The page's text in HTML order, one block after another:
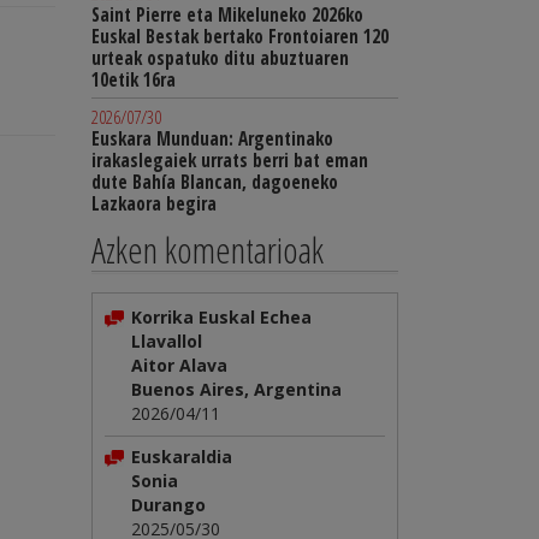
Saint Pierre eta Mikeluneko 2026ko
Euskal Bestak bertako Frontoiaren 120
urteak ospatuko ditu abuztuaren
10etik 16ra
2026/07/30
Euskara Munduan: Argentinako
irakaslegaiek urrats berri bat eman
dute Bahía Blancan, dagoeneko
Lazkaora begira
Azken komentarioak
Korrika Euskal Echea
Llavallol
Aitor Alava
Buenos Aires, Argentina
2026/04/11
Euskaraldia
Sonia
Durango
2025/05/30